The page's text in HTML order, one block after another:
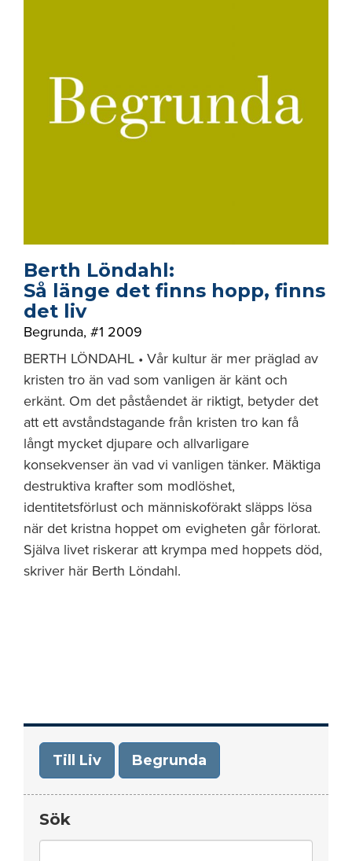
Berth Löndahl:
Så länge det finns hopp, finns
det liv
Begrunda, #1 2009
BERTH LÖNDAHL • Vår kultur är mer präglad av
kristen tro än vad som vanligen är känt och
erkänt. Om det påståendet är riktigt, betyder det
att ett avståndstagande från kristen tro kan få
långt mycket djupare och allvarligare
konsekvenser än vad vi vanligen tänker. Mäktiga
destruktiva krafter som modlöshet,
identitetsförlust och människoförakt släpps lösa
när det kristna hoppet om evigheten går förlorat.
Själva livet riskerar att krympa med hoppets död,
skriver här Berth Löndahl.
Till Liv Begrunda
Sök